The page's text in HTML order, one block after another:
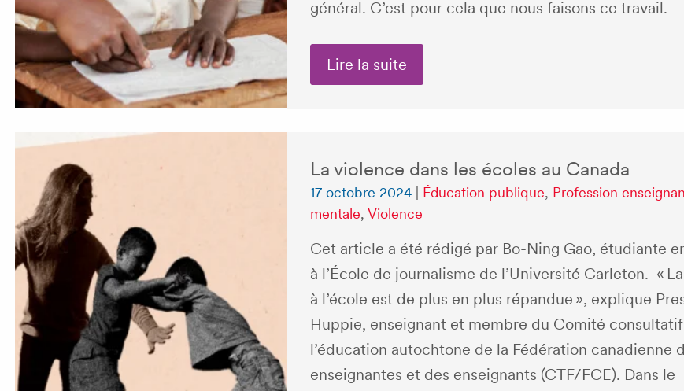
général. C’est pour cela que nous faisons ce travail.
Lire la suite
La violence dans les écoles au Canada
17 octobre 2024| Éducation publique, Profession
mentale, Violence
Cet article a été rédigé par Bo-Ning Gao, étudiante
à l’École de journalisme de l’Université Carleton. «
à l’école est de plus en plus répandue », explique
Huppie, enseignant et membre du Comité
l’éducation autochtone de la Fédération canadienne
enseignantes et des enseignants (CTF/FCE). Dans le